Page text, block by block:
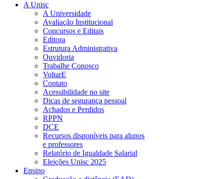
A Unisc
A Universidade
Avaliação Institucional
Concursos e Editais
Editora
Estrutura Administrativa
Ouvidoria
Trabalhe Conosco
VoltarE
Contato
Acessibilidade no site
Dicas de segurança pessoal
Achados e Perdidos
RPPN
DCE
Recursos disponíveis para alunos
e professores
Relatório de Igualdade Salarial
Eleições Unisc 2025
Ensino